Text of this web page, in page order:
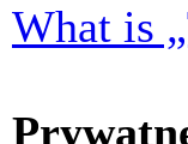
What is